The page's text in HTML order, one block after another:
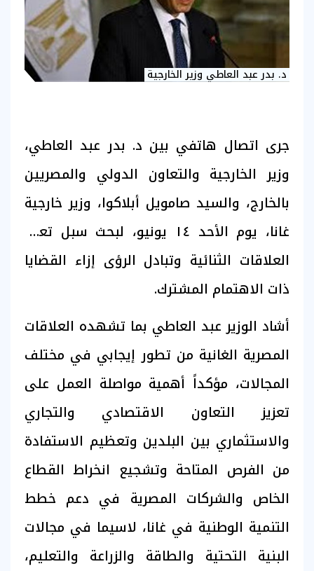
د. بدر عبد العاطي وزير الخارجية
جرى اتصال هاتفي بين د. بدر عبد العاطي،
وزير الخارجية والتعاون الدولي والمصريين
بالخارج، والسيد صامويل أبلاكوا، وزير خارجية
غانا، يوم الأحد ١٤ يونيو، لبحث سبل تعزيز
العلاقات الثنائية وتبادل الرؤى إزاء القضايا
ذات الاهتمام المشترك.
أشاد الوزير عبد العاطي بما تشهده العلاقات
المصرية الغانية من تطور إيجابي في مختلف
المجالات، مؤكداً أهمية مواصلة العمل على
تعزيز التعاون الاقتصادي والتجاري
والاستثماري بين البلدين وتعظيم الاستفادة
من الفرص المتاحة وتشجيع انخراط القطاع
الخاص والشركات المصرية في دعم خطط
التنمية الوطنية في غانا، لاسيما في مجالات
البنية التحتية والطاقة والزراعة والتعليم،